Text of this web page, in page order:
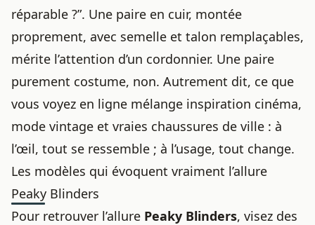
réparable ?”. Une paire en cuir, montée
proprement, avec semelle et talon remplaçables,
mérite l’attention d’un cordonnier. Une paire
purement costume, non. Autrement dit, ce que
vous voyez en ligne mélange inspiration cinéma,
mode vintage et vraies chaussures de ville : à
l’œil, tout se ressemble ; à l’usage, tout change.
Les modèles qui évoquent vraiment l’allure
Peaky Blinders
Pour retrouver l’allure Peaky Blinders, visez des